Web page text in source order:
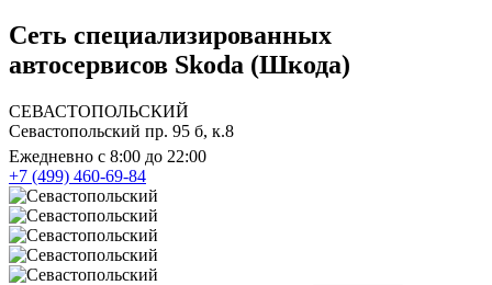
Сеть специализированных
автосервисов Skoda (Шкода)
СЕВАСТОПОЛЬСКИЙ
Севастопольский пр. 95 б, к.8
Ежедневно с 8:00 до 22:00
+7 (499) 460-69-84